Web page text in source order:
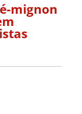
mignon